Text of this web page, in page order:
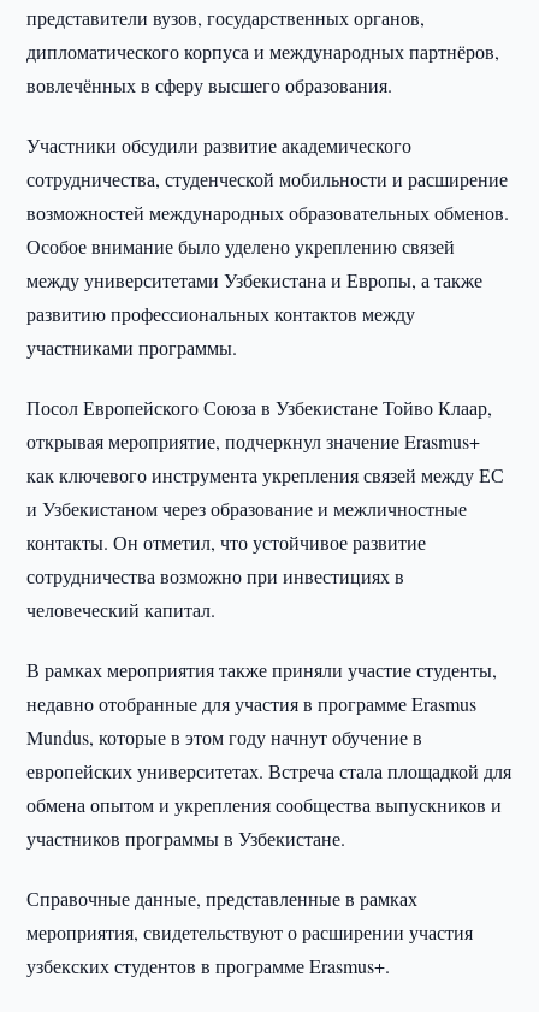
представители вузов, государственных органов,
дипломатического корпуса и международных партнёров,
вовлечённых в сферу высшего образования.
Участники обсудили развитие академического
сотрудничества, студенческой мобильности и расширение
возможностей международных образовательных обменов.
Особое внимание было уделено укреплению связей
между университетами Узбекистана и Европы, а также
развитию профессиональных контактов между
участниками программы.
Посол Европейского Союза в Узбекистане Тойво Клаар,
открывая мероприятие, подчеркнул значение Erasmus+
как ключевого инструмента укрепления связей между ЕС
и Узбекистаном через образование и межличностные
контакты. Он отметил, что устойчивое развитие
сотрудничества возможно при инвестициях в
человеческий капитал.
В рамках мероприятия также приняли участие студенты,
недавно отобранные для участия в программе Erasmus
Mundus, которые в этом году начнут обучение в
европейских университетах. Встреча стала площадкой для
обмена опытом и укрепления сообщества выпускников и
участников программы в Узбекистане.
Справочные данные, представленные в рамках
мероприятия, свидетельствуют о расширении участия
узбекских студентов в программе Erasmus+.